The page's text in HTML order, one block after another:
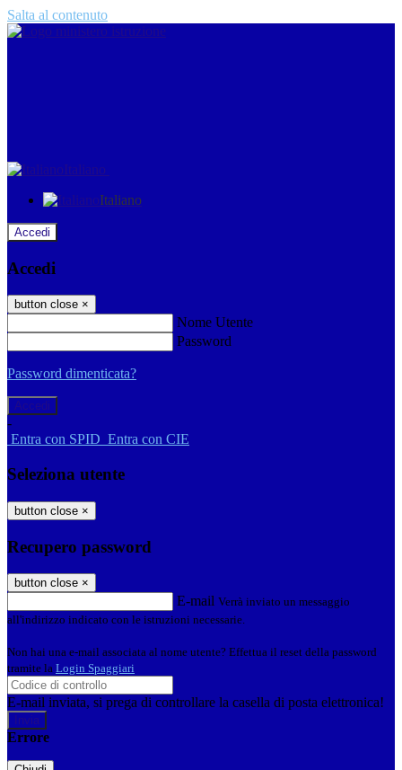
Salta al contenuto
Italiano
Italiano
Accedi
Accedi
button close ×
Nome Utente
Password
Password dimenticata?
-
Entra con SPID Entra con CIE
Seleziona utente
button close ×
Recupero password
button close ×
E-mail Verrà inviato un messaggio
all'indirizzo indicato con le istruzioni necessarie.
Non hai una e-mail associata al nome utente? Effettua il reset della password
tramite la Login Spaggiari
E-mail inviata, si prega di controllare la casella di posta elettronica!
Errore